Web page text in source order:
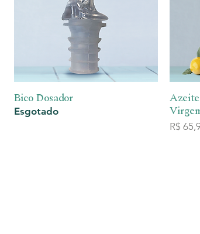
Visualização rápida
Bico Dosador
Esgotado
Preço
R$